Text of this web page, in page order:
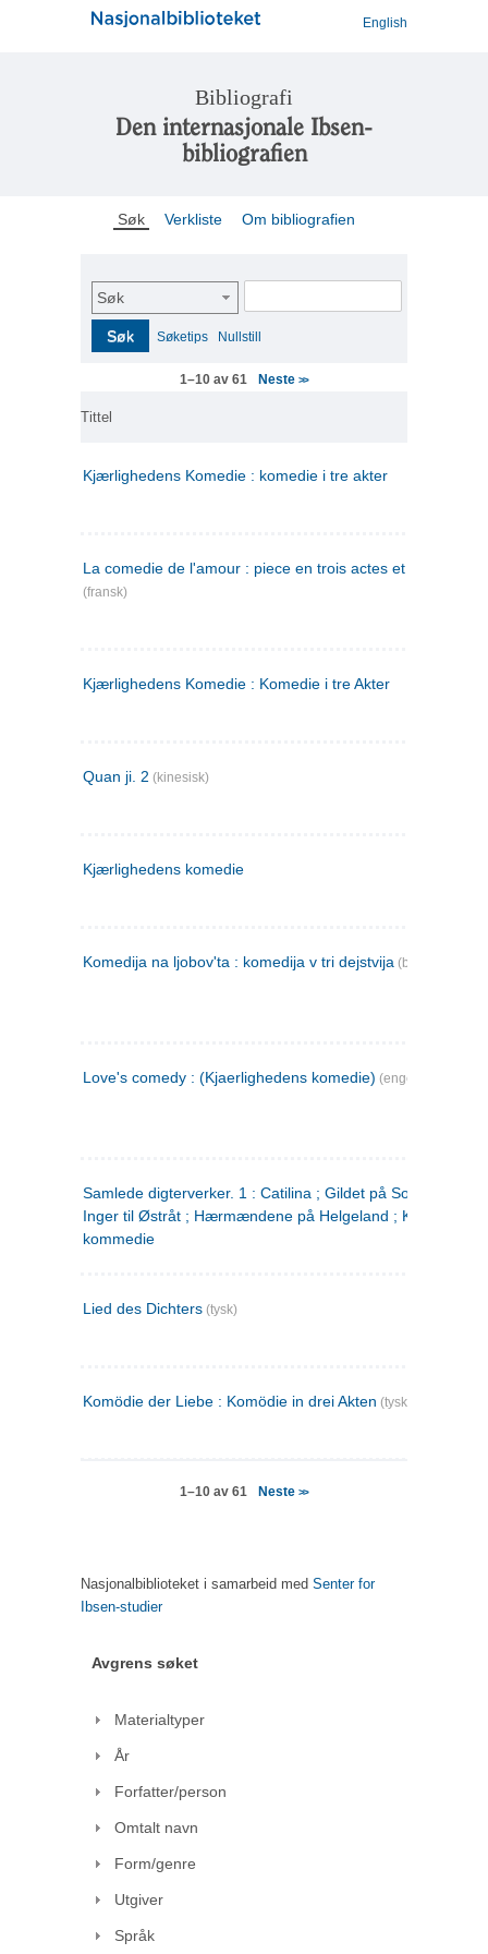
English
Bibliografi
Den internasjonale Ibsen-
bibliografien
Søk Verkliste Om bibliografien
Søk
Søk Søketips Nullstill
1–10 av 61 Neste>>
Tittel
Kjærlighedens Komedie : komedie i tre akter
La comedie de l'amour : piece en trois actes et en vers
(fransk)
Kjærlighedens Komedie : Komedie i tre Akter
Quan ji. 2 (kinesisk)
Kjærlighedens komedie
Komedija na ljobov'ta : komedija v tri dejstvija (bulgarsk)
Love's comedy : (Kjaerlighedens komedie) (engelsk)
Samlede digterverker. 1 : Catilina ; Gildet på Solhaug ; Fru
Inger til Østråt ; Hærmændene på Helgeland ;
kommedie
Lied des Dichters (tysk)
Komödie der Liebe : Komödie in drei Akten (tysk)
1–10 av 61 Neste>>
Nasjonalbiblioteket i samarbeid med Senter for
Ibsen-studier
Avgrens søket
Materialtyper
År
Forfatter/person
Omtalt navn
Form/genre
Utgiver
Språk